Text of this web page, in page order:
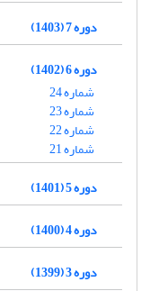
دوره 7 (1403)
دوره 6 (1402)
شماره 24
شماره 23
شماره 22
شماره 21
دوره 5 (1401)
دوره 4 (1400)
دوره 3 (1399)